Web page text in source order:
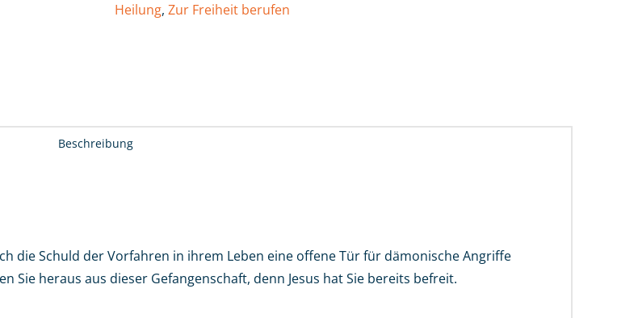
Menge
Heilung, Zur Freiheit berufen
Beschreibung
die Schuld der Vorfahren in ihrem Leben eine offene Tür für dämonische Angriffe
Sie heraus aus dieser Gefangenschaft, denn Jesus hat Sie bereits befreit.